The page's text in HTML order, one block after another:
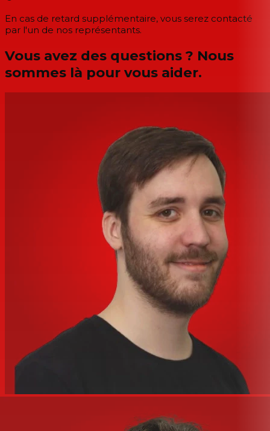
En cas de retard supplémentaire, vous serez contacté
par l'un de nos représentants.
Vous avez des questions ? Nous
sommes là pour vous aider.